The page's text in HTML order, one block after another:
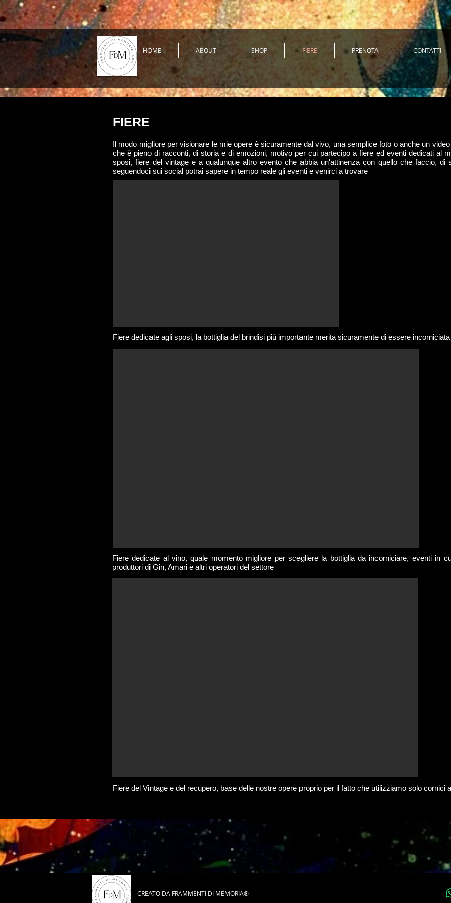
HOME ABOUT SHOP FIERE PRENOTA CONTATTI
FIERE
Il modo migliore per visionare le mie opere è sicuramente dal vivo, una semplice foto o anche un
che è pieno di racconti, di storia e di emozioni, motivo per cui partecipo a fiere ed eventi dedicati al
sposi, fiere del vintage e a qualunque altro evento che abbia un'attinenza con quello che faccio, di
seguendoci sui social potrai sapere in tempo reale gli eventi e venirci a trovare
Fiere dedicate agli sposi, la bottiglia del brindisi più importante merita sicuramente di essere
Fiere dedicate al vino, quale momento migliore per scegliere la bottiglia da incorniciare, eventi in
produttori di Gin, Amari e altri operatori del settore
Fiere del Vintage e del recupero, base delle nostre opere proprio per il fatto che utilizziamo solo cornici
CREATO DA FRAMMENTI DI MEMORIA®